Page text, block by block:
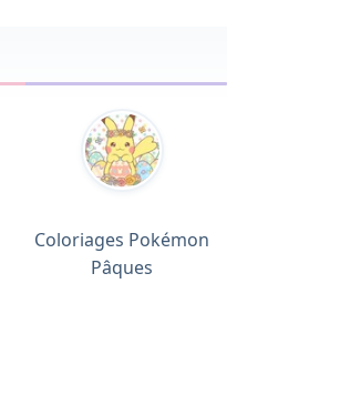
Coloriages Pokémon
Pâques